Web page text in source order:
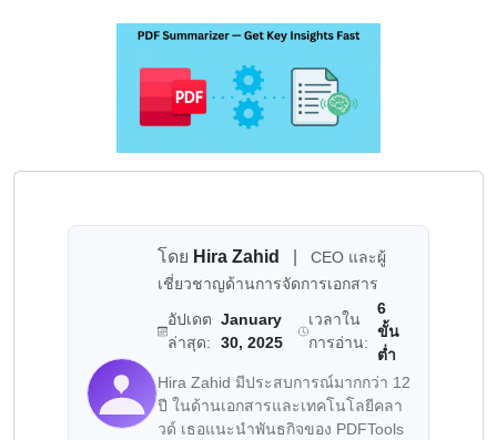
โดย Hira Zahid
CEO และผู้
เชี่ยวชาญด้านการจัดการเอกสาร
อัปเดต
ล่าสุด:
January
30, 2025
เวลาใน
การอ่าน:
6
ขั้น
ต่ำ
Hira Zahid มีประสบการณ์มากกว่า 12
ปี ในด้านเอกสารและเทคโนโลยีคลา
วด์ เธอแนะนำพันธกิจของ PDFTools